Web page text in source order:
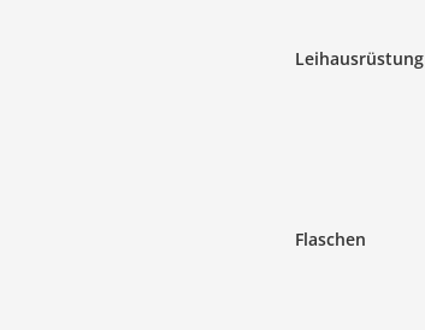
Leihausrüstung
Flaschen